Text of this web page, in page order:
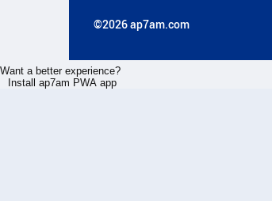
©2026 ap7am.com
Want a better experience?
Install ap7am PWA app